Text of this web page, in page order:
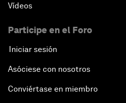
Vídeos
Participe en el Foro
Iniciar sesión
Asóciese con nosotros
Conviértase en miembro